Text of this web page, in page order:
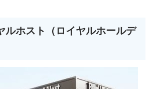
ルホスト（ロイヤルホールデ